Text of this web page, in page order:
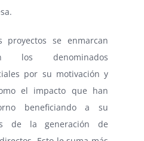
proyectos se enmarcan
los denominados
por su motivación y
el impacto que han
beneficiando a su
de la generación de